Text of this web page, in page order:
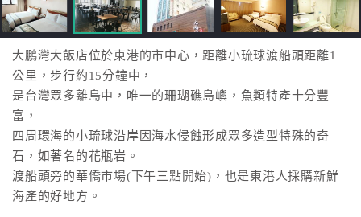
飯
店
訂
房
HOT
特
色
民
宿
大鵬灣大飯店位於東港的市中心，距離小琉球渡船頭距離1
公里，步行約15分鐘中，
是台灣眾多離島中，唯一的珊瑚礁島嶼，魚類特產十分豐
富，
四周環海的小琉球沿岸因海水侵蝕形成眾多造型特殊的奇
石，如著名的花瓶岩。
渡船頭旁的華僑市場(下午三點開始)，也是東港人採購新鮮
海產的好地方。